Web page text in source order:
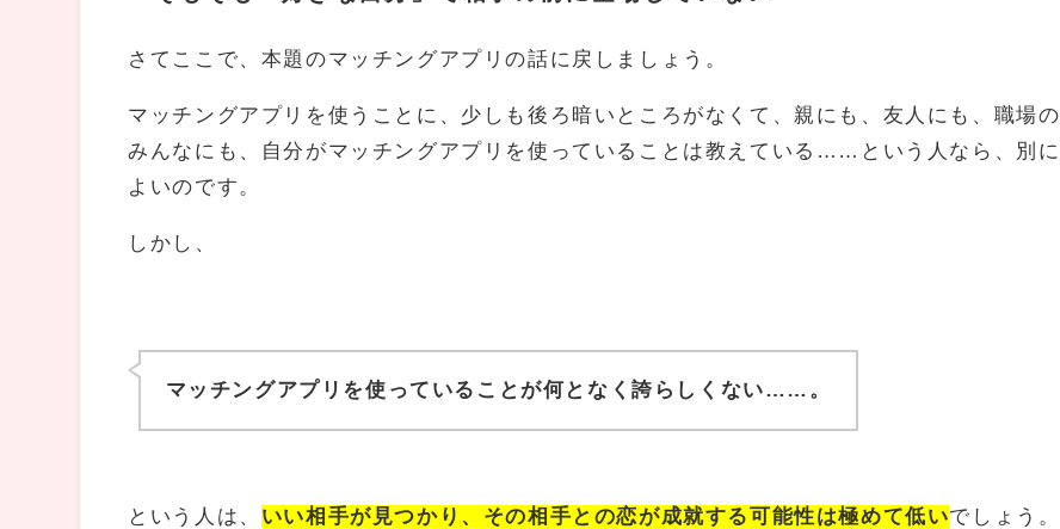
さてここで、本題のマッチングアプリの話に戻しましょう。
マッチングアプリを使うことに、少しも後ろ暗いところがなくて、親にも、友人にも、職場の
みんなにも、自分がマッチングアプリを使っていることは教えている……という人なら、別に
よいのです。
しかし、
マッチングアプリを使っていることが何となく誇らしくない……。
という人は、 いい相手が見つかり、その相手との恋が成就する可能性は極めて低いでしょう。